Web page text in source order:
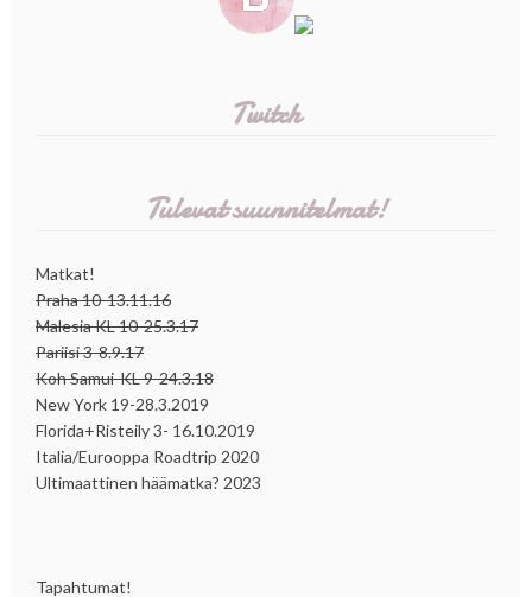
Twitch
Tulevat suunnitelmat!
Matkat!
Praha 10-13.11.16
Malesia KL 10-25.3.17
Pariisi 3-8.9.17
Koh Samui-KL 9-24.3.18
New York 19-28.3.2019
Florida+Risteily 3- 16.10.2019
Italia/Eurooppa Roadtrip 2020
Ultimaattinen häämatka? 2023
Tapahtumat!